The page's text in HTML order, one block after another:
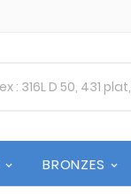
BRONZES